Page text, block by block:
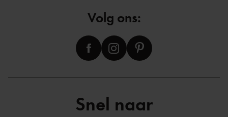
Snel naar
Volg ons: